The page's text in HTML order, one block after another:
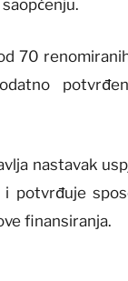
70
nastavak
potvrđuje
finansiranja.